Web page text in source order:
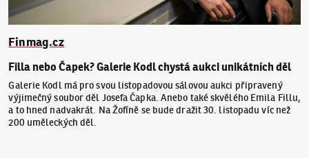
Finmag.cz
Filla nebo Čapek? Galerie Kodl chystá aukci unikátních děl
Galerie Kodl má pro svou listopadovou sálovou aukci připravený
výjimečný soubor děl Josefa Čapka. Anebo také skvělého Emila Fillu,
a to hned nadvakrát. Na Žofíně se bude dražit 30. listopadu víc než
200 uměleckých děl.